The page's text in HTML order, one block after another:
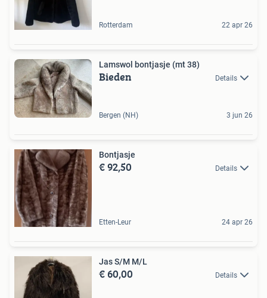
Rotterdam 22 apr 26
Lamswol bontjasje (mt 38)
Bieden Details
Bergen (NH) 3 jun 26
Bontjasje
€ 92,50 Details
Etten-Leur 24 apr 26
Jas S/M M/L
€ 60,00 Details